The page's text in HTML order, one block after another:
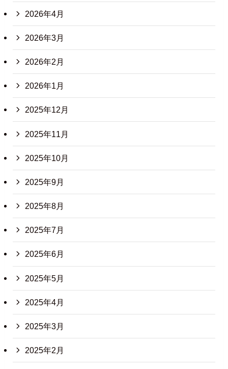
2026年4月
2026年3月
2026年2月
2026年1月
2025年12月
2025年11月
2025年10月
2025年9月
2025年8月
2025年7月
2025年6月
2025年5月
2025年4月
2025年3月
2025年2月